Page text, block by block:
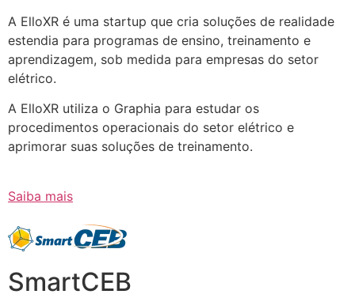
A ElloXR é uma startup que cria soluções de realidade
estendia para programas de ensino, treinamento e
aprendizagem, sob medida para empresas do setor
elétrico.
A ElloXR utiliza o Graphia para estudar os
procedimentos operacionais do setor elétrico e
aprimorar suas soluções de treinamento.
Saiba mais
SmartCEB